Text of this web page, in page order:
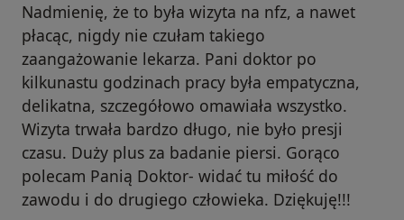
Nadmienię, że to była wizyta na nfz, a nawet
płacąc, nigdy nie czułam takiego
zaangażowanie lekarza. Pani doktor po
kilkunastu godzinach pracy była empatyczna,
delikatna, szczegółowo omawiała wszystko.
Wizyta trwała bardzo długo, nie było presji
czasu. Duży plus za badanie piersi. Gorąco
polecam Panią Doktor- widać tu miłość do
zawodu i do drugiego człowieka. Dziękuję!!!